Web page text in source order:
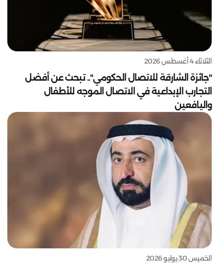
الثلاثاء 4 أغسطس 2026
"جائزة الشارقة للاتصال الحكومي".. تبحث عن أفضل
التجارب الإبداعية في الاتصال الموجه للأطفال
واليافعين
الخميس 30 يوليو 2026